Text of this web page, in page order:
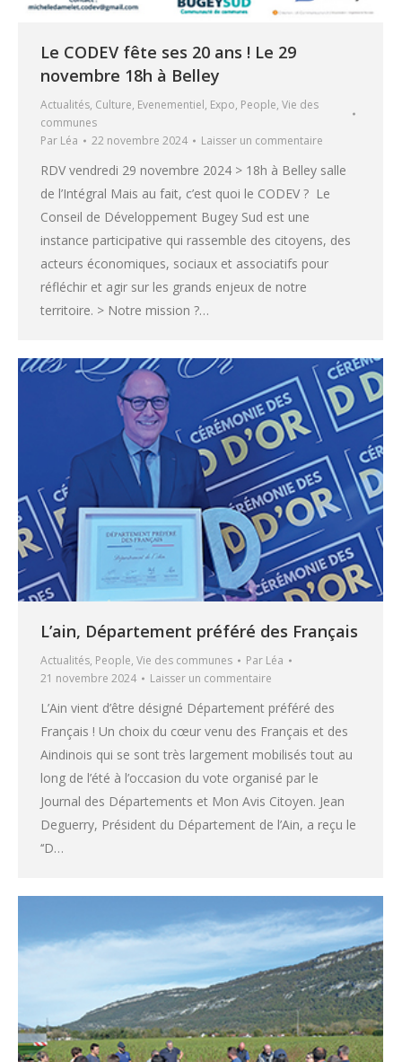
Le CODEV fête ses 20 ans ! Le 29
novembre 18h à Belley
Actualités, Culture, Evenementiel, Expo, People, Vie des
communes
Par Léa 22 novembre 2024 Laisser un commentaire
RDV vendredi 29 novembre 2024 > 18h à Belley salle
de l’Intégral Mais au fait, c’est quoi le CODEV ? Le
Conseil de Développement Bugey Sud est une
instance participative qui rassemble des citoyens, des
acteurs économiques, sociaux et associatifs pour
réfléchir et agir sur les grands enjeux de notre
territoire. > Notre mission ?…
L’ain, Département préféré des Français
Actualités, People, Vie des communes Par Léa
21 novembre 2024
Laisser un commentaire
L’Ain vient d’être désigné Département préféré des
Français ! Un choix du cœur venu des Français et des
Aindinois qui se sont très largement mobilisés tout au
long de l’été à l’occasion du vote organisé par le
Journal des Départements et Mon Avis Citoyen. Jean
Deguerry, Président du Département de l’Ain, a reçu le
‘‘D…